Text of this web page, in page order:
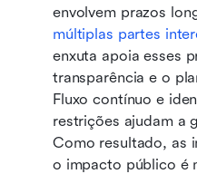
múltiplas partes
enxuta apoia esses
transparência e o
Fluxo contínuo e
restrições ajudam a
Como resultado, as
o impacto público é